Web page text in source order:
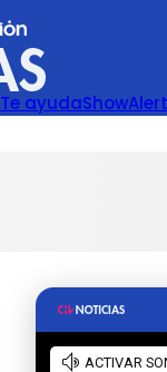
Te ayudaShow